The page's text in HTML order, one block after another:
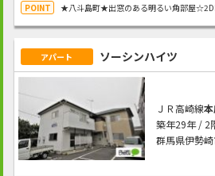
★八斗島町★出窓のある明るい角部屋
アパート ソーシンハイツ
ＪＲ高崎線
築年29年 / 2
群馬県伊勢